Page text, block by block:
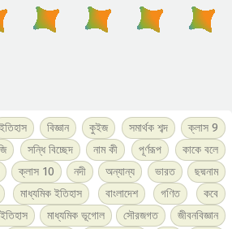
ইতিহাস বিজ্ঞান কুইজ সমার্থক শব্দ
ক্লাস 9
সন্ধি বিচ্ছেদ নাম কী পূর্ণরূপ
কাকে বলে
ক্লাস 10 নদী অন্যান্য ভারত
ছদ্মনাম
মাধ্যমিক ইতিহাস বাংলাদেশ গণিত
কবে
মাধ্যমিক ভূগোল সৌরজগত
জীবনবিজ্ঞান